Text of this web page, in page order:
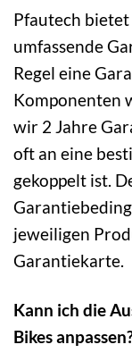
Pfautech bietet
umfassende
Regel eine
Komponenten
wir 2 Jahre
oft an eine
gekoppelt ist.
jeweiligen
Garantiekarte.
Kann ich die
Bikes